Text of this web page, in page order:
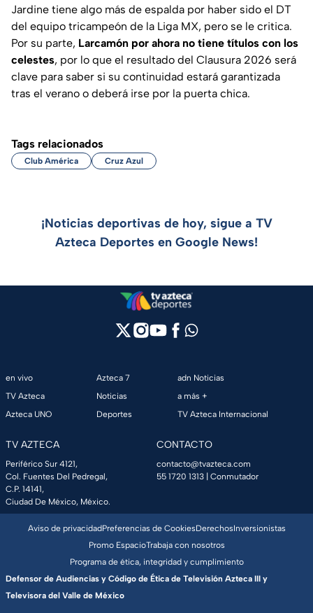
Jardine tiene algo más de espalda por haber sido el DT
del equipo tricampeón de la Liga MX, pero se le critica.
Por su parte, Larcamón por ahora no tiene títulos con los
celestes, por lo que el resultado del Clausura 2026 será
clave para saber si su continuidad estará garantizada
tras el verano o deberá irse por la puerta chica.
Tags relacionados
Club América Cruz Azul
¡Noticias deportivas de hoy, sigue a TV
Azteca Deportes en Google News!
en vivo
TV Azteca
Azteca UNO
Azteca 7
Noticias
Deportes
adn Noticias
a más +
TV Azteca Internacional
TV AZTECA
Periférico Sur 4121,
Col. Fuentes Del Pedregal,
C.P. 14141,
Ciudad De México, México.
CONTACTO
contacto@tvazteca.com
55 1720 1313 | Conmutador
Aviso de privacidadPreferencias de CookiesDerechosInversionistas
Promo EspacioTrabaja con nosotros
Programa de ética, integridad y cumplimiento
Defensor de Audiencias y Código de Ética de Televisión Azteca III y
Televisora del Valle de México